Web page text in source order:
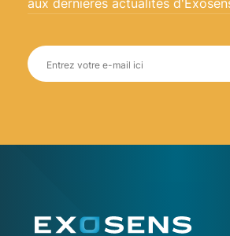
aux dernières actualités